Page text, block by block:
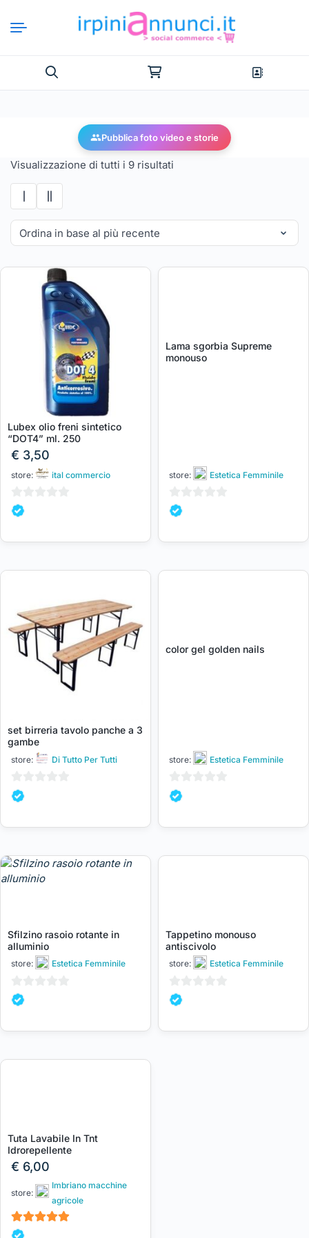
Pubblica foto video e storie
Visualizzazione di tutti i 9 risultati
Lubex olio freni sintetico
“DOT4” ml. 250
€ 3,50
store: ital commercio
0
5
Lama sgorbia Supreme
monouso
store: Estetica Femminile
0
5
set birreria tavolo panche a 3
gambe
store: Di Tutto Per Tutti
0
5
color gel golden nails
store: Estetica Femminile
0
5
Sfilzino rasoio rotante in
alluminio
store: Estetica Femminile
0
5
Tappetino monouso
antiscivolo
store: Estetica Femminile
0
5
Tuta Lavabile In Tnt
Idrorepellente
€ 6,00
store:
Imbriano macchine
agricole
5